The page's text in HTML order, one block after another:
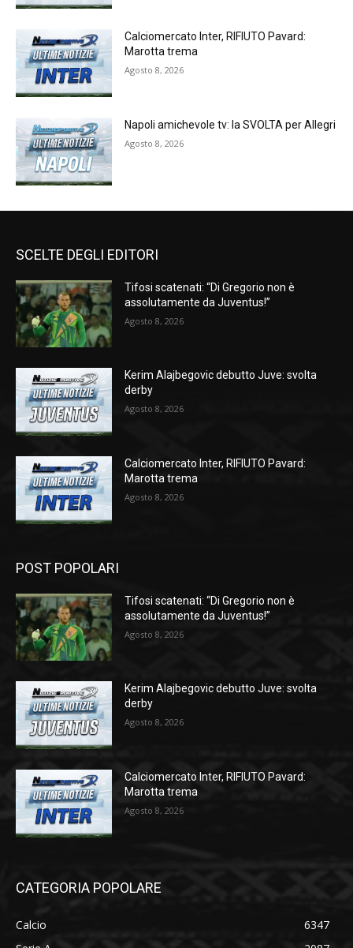
Calciomercato Inter, RIFIUTO Pavard:
Marotta trema
Agosto 8, 2026
Napoli amichevole tv: la SVOLTA per Allegri
Agosto 8, 2026
SCELTE DEGLI EDITORI
Tifosi scatenati: “Di Gregorio non è
assolutamente da Juventus!”
Agosto 8, 2026
Kerim Alajbegovic debutto Juve: svolta
derby
Agosto 8, 2026
Calciomercato Inter, RIFIUTO Pavard:
Marotta trema
Agosto 8, 2026
POST POPOLARI
Tifosi scatenati: “Di Gregorio non è
assolutamente da Juventus!”
Agosto 8, 2026
Kerim Alajbegovic debutto Juve: svolta
derby
Agosto 8, 2026
Calciomercato Inter, RIFIUTO Pavard:
Marotta trema
Agosto 8, 2026
CATEGORIA POPOLARE
Calcio
6347